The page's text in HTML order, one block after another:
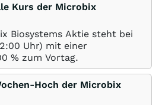
Kurs der Microbix
Biosystems Aktie steht bei
Uhr) mit einer
% zum Vortag.
Hoch der Microbix